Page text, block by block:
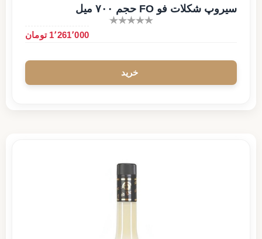
سیروپ شکلات فو FO حجم ۷۰۰ میل
1٬261٬000 تومان